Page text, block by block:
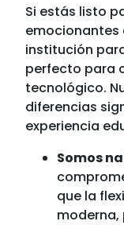
Si estás listo
emocionantes
institución
perfecto para
tecnológico.
diferencias
experiencia
Somos
que la
moderna,